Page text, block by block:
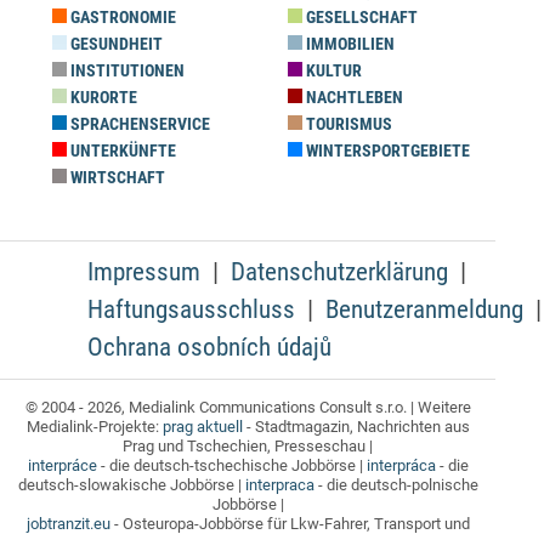
GASTRONOMIE
GESELLSCHAFT
GESUNDHEIT
IMMOBILIEN
INSTITUTIONEN
KULTUR
KURORTE
NACHTLEBEN
SPRACHENSERVICE
TOURISMUS
UNTERKÜNFTE
WINTERSPORTGEBIETE
WIRTSCHAFT
Impressum
Datenschutzerklärung
Haftungsausschluss
Benutzeranmeldung
Ochrana osobních údajů
© 2004 - 2026, Medialink Communications Consult s.r.o. | Weitere
Medialink-Projekte: prag aktuell - Stadtmagazin, Nachrichten aus
Prag und Tschechien, Presseschau |
interpráce- die deutsch-tschechische Jobbörse | interpráca- die
deutsch-slowakische Jobbörse | interpraca- die deutsch-polnische
Jobbörse |
jobtranzit.eu- Osteuropa-Jobbörse für Lkw-Fahrer, Transport und